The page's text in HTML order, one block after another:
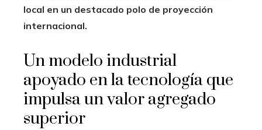
local en un destacado polo de proyección
internacional.
Un modelo industrial
apoyado en la tecnología que
impulsa un valor agregado
superior